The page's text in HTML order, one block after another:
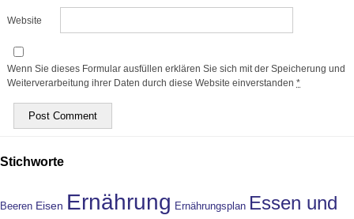
Website
Wenn Sie dieses Formular ausfüllen erklären Sie sich mit der Speicherung und
Weiterverarbeitung ihrer Daten durch diese Website einverstanden *
Stichworte
Beeren Eisen Ernährung Ernährungsplan Essen und